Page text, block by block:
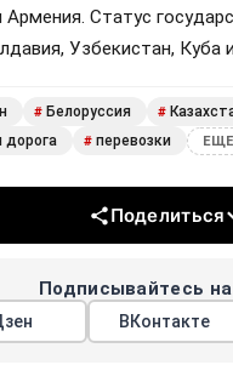
Армения. Статус
Узбекистан, Куба
# Белоруссия #
дорога # перевозки
Поделиться
Подписывайтесь
ВКонтакте